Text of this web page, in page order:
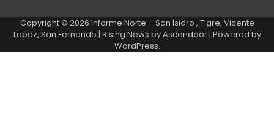
Copyright © 2026 Informe Norte – San Isidro , Tigre, Vicente
Lopez, San Fernando | Rising News byAscendoor| Powered by
WordPress.